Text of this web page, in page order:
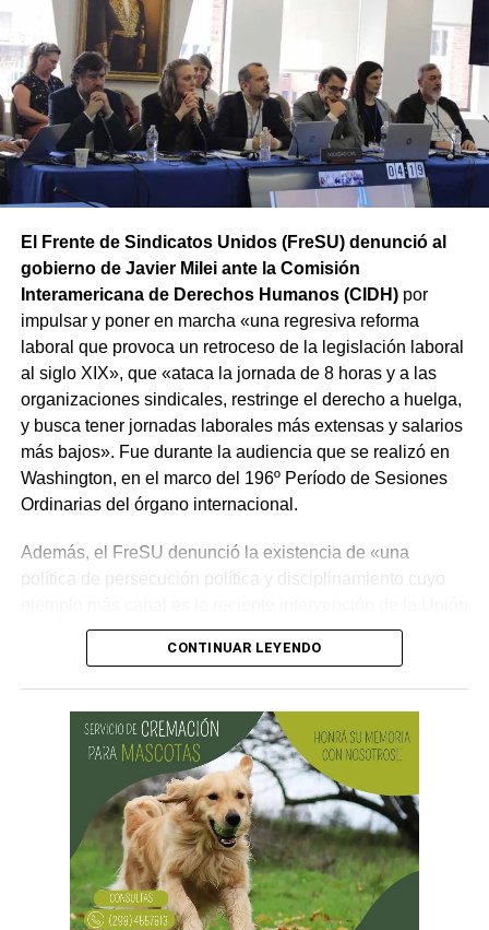
Rodriguez Peña (CABA).Además, las movilizaciones se
replicarán en las principales ciudades de todas las
provincias en el marco de la Jornada Nacional de Lucha
convocada por el sindicato.
El Frente de Sindicatos Unidos (FreSU) denunció al
gobierno de Javier Milei ante la Comisión
Interamericana de Derechos Humanos (CIDH)por
impulsar y poner en marcha «una regresiva reforma
laboral que provoca un retroceso de la legislación laboral
al siglo XIX», que «ataca la jornada de 8 horas y a las
organizaciones sindicales, restringe el derecho a huelga,
y busca tener jornadas laborales más extensas y salarios
más bajos». Fue durante la audiencia que se realizó en
Washington, en el marco del 196º Período de Sesiones
Ordinarias del órgano internacional.
Además, el FreSU denunció la existencia de «una
política de persecución política y disciplinamiento cuyo
Obrera Metalúrgica (UOM) y la persecución mediática,
gremial, jurídica y personal» desplegada por funcionarios
(APLA), Pablo Biró.
«El espíritu de esta reforma es beneficiar sólo a los
empresarios y aumentar sus márgenes de rentabilidad a
partir de una mayor explotación. Jornadas más extensas
y salarios más bajos», dijo el secretario general de ATE,
Rodolfo Aguiar, al iniciar la exposición por parte del
FreSU, que solicitó la audiencia junto con el Centro de
Estudios Legales y Sociales (CELS) y el Sindicato de
CONTINUAR LEYENDO